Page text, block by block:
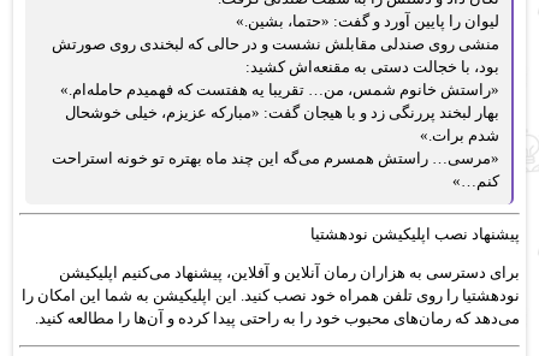
لیوان را پایین آورد و گفت: «حتما، بشین.»
منشی روی صندلی مقابلش نشست و در حالی که لبخندی روی صورتش
بود، با خجالت دستی به مقنعه‌اش کشید:
«راستش خانوم شمس، من… تقریبا یه هفتست که فهمیدم حامله‌ام.»
بهار لبخند پررنگی زد و با هیجان گفت: «مبارکه عزیزم، خیلی خوشحال
شدم برات.»
«مرسی… راستش همسرم می‌گه این چند ماه بهتره تو خونه استراحت
کنم…»
پیشنهاد نصب اپلیکیشن نودهشتیا
برای دسترسی به هزاران رمان آنلاین و آفلاین، پیشنهاد می‌کنیم اپلیکیشن
نودهشتیا را روی تلفن همراه خود نصب کنید. این اپلیکیشن به شما این امکان را
می‌دهد که رمان‌های محبوب خود را به راحتی پیدا کرده و آن‌ها را مطالعه کنید.